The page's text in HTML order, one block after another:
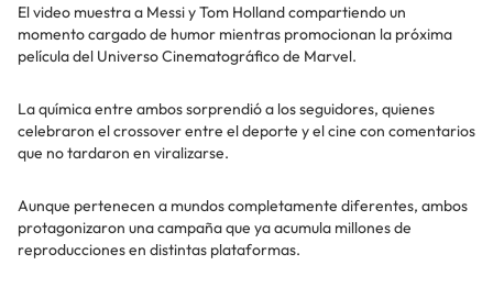
El video muestra a Messi y Tom Holland compartiendo un
momento cargado de humor mientras promocionan la próxima
película del Universo Cinematográfico de Marvel.
La química entre ambos sorprendió a los seguidores, quienes
celebraron el crossover entre el deporte y el cine con comentarios
que no tardaron en viralizarse.
Aunque pertenecen a mundos completamente diferentes, ambos
protagonizaron una campaña que ya acumula millones de
reproducciones en distintas plataformas.